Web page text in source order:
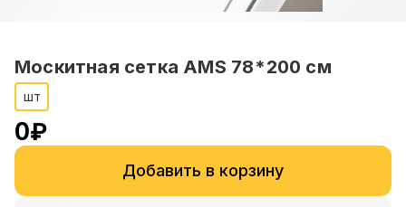
Москитная сетка AMS 78*200 см
шт
0₽
Добавить в корзину